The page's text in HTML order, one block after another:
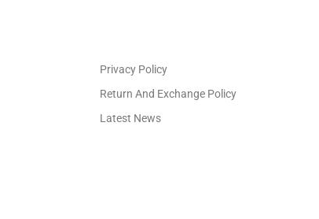
Privacy Policy
Return And Exchange Policy
Latest News